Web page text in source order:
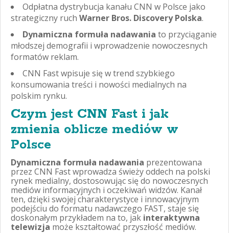
Odpłatna dystrybucja kanału CNN w Polsce jako
strategiczny ruch Warner Bros. Discovery Polska.
Dynamiczna formuła nadawania to przyciąganie
młodszej demografii i wprowadzenie nowoczesnych
formatów reklam.
CNN Fast wpisuje się w trend szybkiego
konsumowania treści i nowości medialnych na
polskim rynku.
Czym jest CNN Fast i jak
zmienia oblicze mediów w
Polsce
Dynamiczna formuła nadawania prezentowana
przez CNN Fast wprowadza świeży oddech na polski
rynek medialny, dostosowując się do nowoczesnych
mediów informacyjnych i oczekiwań widzów. Kanał
ten, dzięki swojej charakterystyce i innowacyjnym
podejściu do formatu nadawczego FAST, staje się
doskonałym przykładem na to, jak interaktywna
telewizja może kształtować przyszłość mediów.